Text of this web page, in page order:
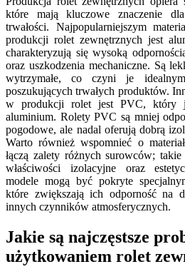
które mają kluczowe znaczenie
trwałości. Najpopularniejszym
produkcji rolet zewnętrznych jest
charakteryzują się wysoką
oraz uszkodzenia mechaniczne. Są
wytrzymałe, co czyni je
poszukujących trwałych produktów.
w produkcji rolet jest PVC, który
aluminium. Rolety PVC są mniej
pogodowe, ale nadal oferują dobrą
Warto również wspomnieć o
łączą zalety różnych surowców;
właściwości izolacyjne oraz
modele mogą być pokryte
które zwiększają ich odporność na
innych czynników atmosferycznych.
Jakie są najczęstsze
użytkowaniem rolet